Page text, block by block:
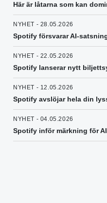
Här är låtarna som kan
NYHET - 28.05.2026
Spotify försvarar AI-
NYHET - 22.05.2026
Spotify lanserar nytt
NYHET - 12.05.2026
Spotify avslöjar hela din
NYHET - 04.05.2026
Spotify inför märkning för